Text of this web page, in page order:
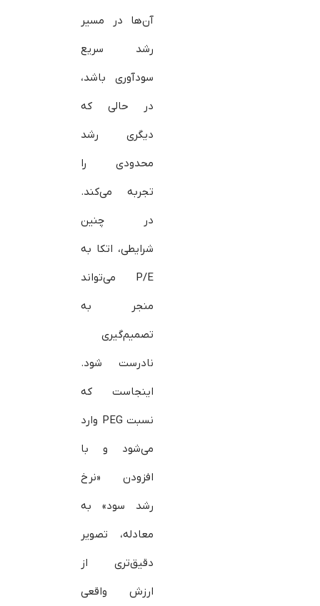
آن‌ها در مسیر
رشد سریع
سودآوری باشد،
در حالی که
دیگری رشد
محدودی را
تجربه می‌کند.
در چنین
شرایطی، اتکا به
P/E می‌تواند
منجر به
تصمیم‌گیری
نادرست شود.
اینجاست که
نسبت PEG وارد
می‌شود و با
افزودن «نرخ
رشد سود» به
معادله، تصویر
دقیق‌تری از
ارزش واقعی